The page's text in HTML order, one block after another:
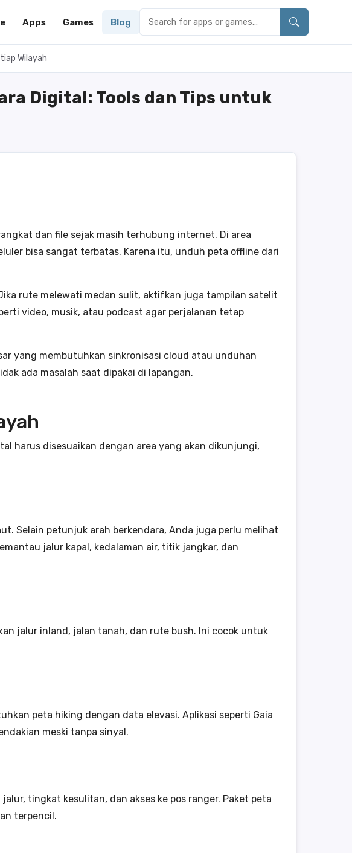
Apps Games Blog
Wilayah
Digital: Tools dan Tips untuk
dan file sejak masih terhubung internet. Di area
bisa sangat terbatas. Karena itu, unduh peta offline dari
rute melewati medan sulit, aktifkan juga tampilan satelit
video, musik, atau podcast agar perjalanan tetap
yang membutuhkan sinkronisasi cloud atau unduhan
ada masalah saat dipakai di lapangan.
harus disesuaikan dengan area yang akan dikunjungi,
Selain petunjuk arah berkendara, Anda juga perlu melihat
jalur kapal, kedalaman air, titik jangkar, dan
jalur inland, jalan tanah, dan rute bush. Ini cocok untuk
peta hiking dengan data elevasi. Aplikasi seperti Gaia
meski tanpa sinyal.
tingkat kesulitan, dan akses ke pos ranger. Paket peta
terpencil.